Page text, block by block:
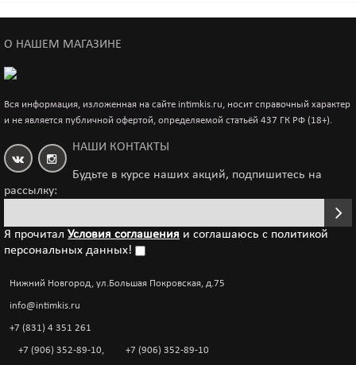
Кожаная маска "Кошечка"
3 250р.
О НАШЕМ МАГАЗИНЕ
Вся информация, изложенная на сайте intimkis.ru, носит справочный характер
и не является публичной офертой, определяемой статьёй 437 ГК РФ (18+).
НАШИ КОНТАКТЫ
Будьте в курсе наших акций, подпишитесь на
рассылку:
Я прочитал Условия соглашения и соглашаюсь с политикой
персональных данных!
Нижний Новгород, ул.Большая Покровская, д.75
info@intimkis.ru
+7 (831) 4 351 261
+7 (906) 352-89-10, +7 (906) 352-89-10